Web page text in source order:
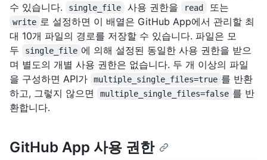
수 있습니다.
single_file 사용 권한을 read 또는
write 로 설정하면 이 배열은 GitHub App에서 관리할 최
대 10개 파일의 경로를 저장할 수 있습니다. 파일은 모
두
single_file 에 의해 설정된 동일한 사용 권한을 받으
며 별도의 개별 사용 권한은 없습니다. 두 개 이상의 파일
을 구성하면 API가
multiple_single_files=true 를 반환
하고, 그렇지 않으면
multiple_single_files=false 를 반
환합니다.
GitHub App 사용 권한